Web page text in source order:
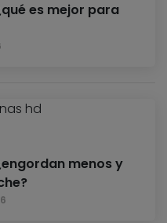
es mejor para
menos y